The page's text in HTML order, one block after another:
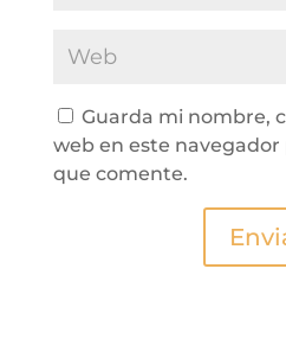
Guarda mi nombre,
web en este navegador
que comente.